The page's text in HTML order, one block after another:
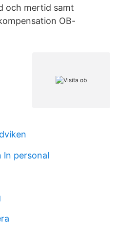
och mertid samt
OB-
ln personal